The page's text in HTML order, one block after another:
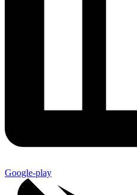
Google-play